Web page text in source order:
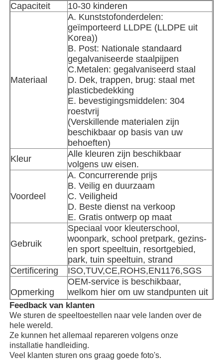
Vraag een offerte
Ontwerp van speeltuinen
waterparkontwerp
Buitenspeeltuin
Aangepaste speeltuin dia's
Kinderen glijden met de schommel
Kleine speeltuin
Waterglijbaan voor kinderen
Aangepaste waterglijbaan
Grote waterglijbaan
Capaciteit 10-30 kinderen
Materiaal
A. Kunststofonderdelen:
geïmporteerd LLDPE (LLDPE uit
Korea))
B. Post: Nationale standaard
gegalvaniseerde staalpijpen
C.Metalen: gegalvaniseerd staal
D. Dek, trappen, brug: staal met
plasticbedekking
E. bevestigingsmiddelen: 304
roestvrij
(Verskillende materialen zijn
beschikbaar op basis van uw
behoeften)
Kleur
Alle kleuren zijn beschikbaar
volgens uw eisen.
Voordeel
A. Concurrerende prijs
B. Veilig en duurzaam
C. Veiligheid
D. Beste dienst na verkoop
E. Gratis ontwerp op maat
Gebruik
Speciaal voor kleuterschool,
woonpark, school pretpark, gezins-
en sport speeltuin, resortgebied,
park, tuin speeltuin, strand
Certificering
ISO,TUV,CE,ROHS,EN1176,SGS
Opmerking
OEM-service is beschikbaar,
welkom hier om uw standpunten uit
te leggen.
Soort
vennootschap
Fabriek in Guangzhou, China
Installatie
Installatiehandleiding, het sturen
van een technicus is beschikbaar
Feedback van klanten
We sturen de speeltoestellen naar vele landen over de
hele wereld.
Ze kunnen het allemaal repareren volgens onze
installatie handleiding.
Veel klanten sturen ons graag goede foto's.